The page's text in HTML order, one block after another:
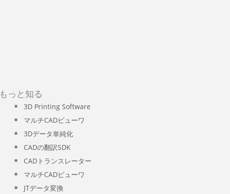
もっと知る
3D Printing Software
マルチCADビューワ
3Dデータ単純化
CADの翻訳SDK
CADトランスレーター
マルチCADビューワ
JTデータ変換